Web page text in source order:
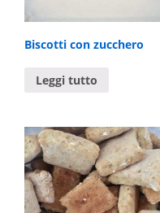
Biscotti con zucchero
Leggi tutto